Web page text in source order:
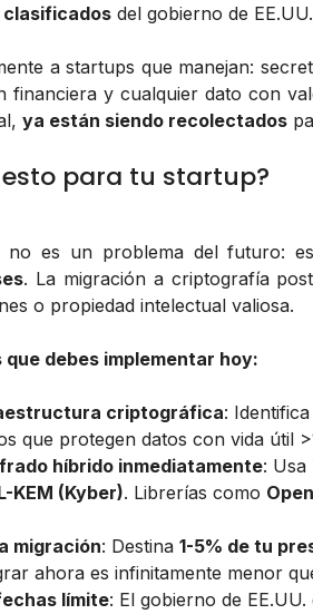
clasificados del gobierno de
a startups que manejan:
financiera y cualquier dato con
ya están siendo recolectados
para tu startup?
no es un problema del futuro:
. La migración a criptografía
o propiedad intelectual valiosa.
debes implementar hoy:
criptográfica:
que protegen datos con vida útil
híbrido inmediatamente:
KEM (Kyber). Librerías como
migración: Destina 1-5% de tu
ahora es infinitamente menor
límite: El gobierno de